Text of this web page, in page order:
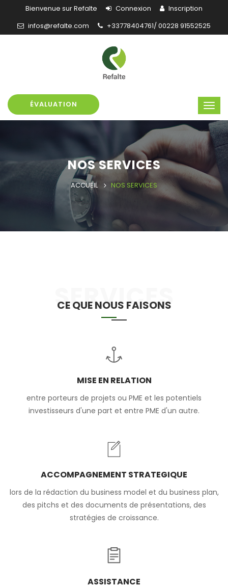
Bienvenue sur Refalte Connexion
Inscription
infos@refalte.com
+33778404761/ 00228 91552525
ÉVALUATION
NOS SERVICES
ACCUEIL NOS SERVICES
SERVICES
CE QUE NOUS FAISONS
MISE EN RELATION
entre porteurs de projets ou PME et les potentiels
investisseurs d'une part et entre PME d'un autre.
ACCOMPAGNEMENT STRATEGIQUE
lors de la rédaction du business model et du business plan,
des pitchs et des documents de présentations, des
stratégies de croissance.
ASSISTANCE